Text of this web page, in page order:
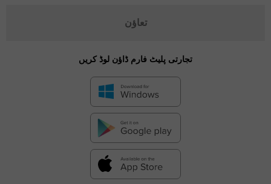
تعاؤن
تجارتی پلیٹ فارم ڈاؤن لوڈ کریں